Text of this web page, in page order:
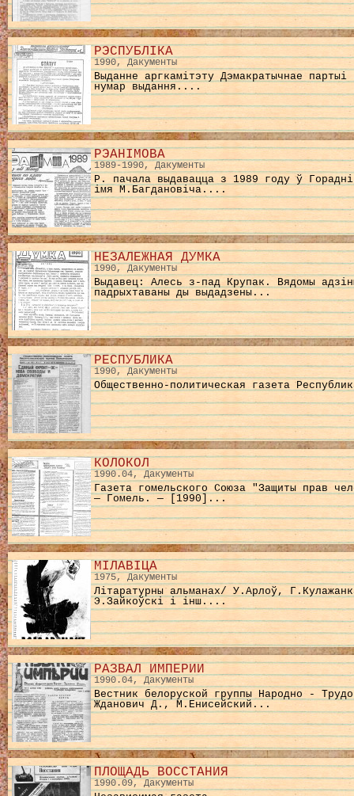
РЭСПУБЛІКА
1990, Дакументы
Выданне аргкамiтэту Дэмакратычнае
нумар выдання....
РЭАНІМОВА
1989-1990, Дакументы
Р. пачала выдавацца з 1989 году ў
iмя М.Багдановiча....
НЕЗАЛЕЖНАЯ ДУМКА
1990, Дакументы
Выдавец: Алесь з-пад Крупак. Вядомы
падрыхтаваны ды выдадзены...
РЕСПУБЛИКА
1990, Дакументы
Общественно-политическая газета
КОЛОКОЛ
1990.04, Дакументы
Газета гомельского Союза "Защиты прав
— Гомель. — [1990]...
МІЛАВІЦА
1975, Дакументы
Лiтаратурны альманах/ У.Арлоў,
Э.Зайкоўскi i iнш....
РАЗВАЛ ИМПЕРИИ
1990.04, Дакументы
Вестник белоруской группы Народно -
Жданович Д., М.Енисейский...
ПЛОЩАДЬ ВОССТАНИЯ
1990.09, Дакументы